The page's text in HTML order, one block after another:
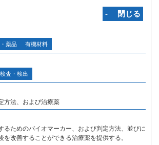
‐ 閉じる
薬品 有機材料
検査・検出
方法、および治療薬
るためのバイオマーカー、および判定方法、並びに
を改善することができる治療薬を提供する。